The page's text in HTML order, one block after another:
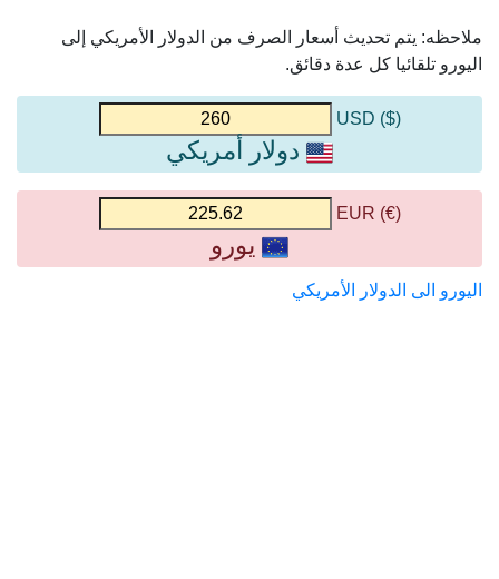
ملاحظه: يتم تحديث أسعار الصرف من الدولار الأمريكي إلى
اليورو تلقائيا كل عدة دقائق.
($) USD
دولار أمريكي
(€) EUR
يورو
اليورو الى الدولار الأمريكي